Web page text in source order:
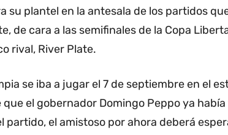
su plantel en la antesala de los partidos
de cara a las semifinales de la Copa
rival, River Plate.
se iba a jugar el 7 de septiembre en el
que el gobernador Domingo Peppo ya
partido, el amistoso por ahora deberá